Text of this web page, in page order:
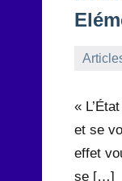
«
et se
effet
se […]